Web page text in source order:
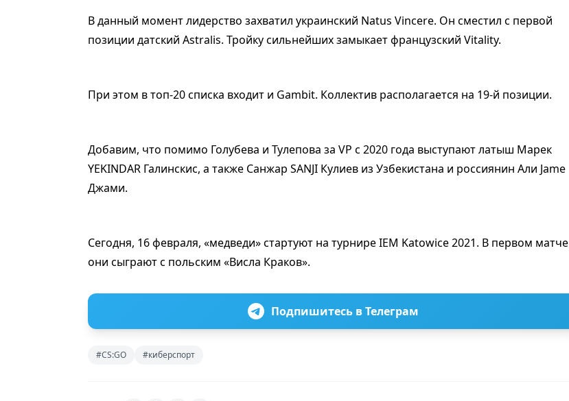
В данный момент лидерство захватил украинский Natus Vincere. Он сместил с первой
позиции датский Astralis. Тройку сильнейших замыкает французский Vitality.
При этом в топ-20 списка входит и Gambit. Коллектив располагается на 19-й позиции.
Добавим, что помимо Голубева и Тулепова за VP с 2020 года выступают латыш Марек
YEKINDAR Галинскис, а также Санжар SANJI Кулиев из Узбекистана и россиянин Али Jame
Джами.
Сегодня, 16 февраля, «медведи» стартуют на турнире IEM Katowice 2021. В первом матче
они сыграют с польским «Висла Краков».
Подпишитесь в Телеграм
#CS:GO #киберспорт